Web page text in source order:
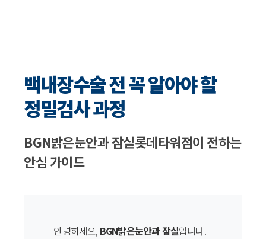
백내장수술 전 꼭 알아야 할
정밀검사 과정
BGN밝은눈안과 잠실롯데타워점이 전하는
안심 가이드
안녕하세요, BGN밝은눈안과 잠실입니다.